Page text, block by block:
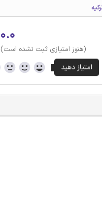
۰.۰
(هنوز امتیازی ثبت نشده است)